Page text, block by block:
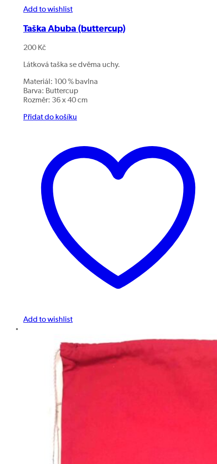
Add to wishlist
Taška Abuba (buttercup)
200 Kč
Látková taška se dvěma uchy.
Materiál: 100 % bavlna
Barva: Buttercup
Rozměr: 36 x 40 cm
Přidat do košíku
Add to wishlist